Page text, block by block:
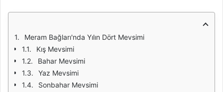
Meram Bağları'nda Yılın Dört Mevsimi
Kış Mevsimi
Bahar Mevsimi
Yaz Mevsimi
Sonbahar Mevsimi